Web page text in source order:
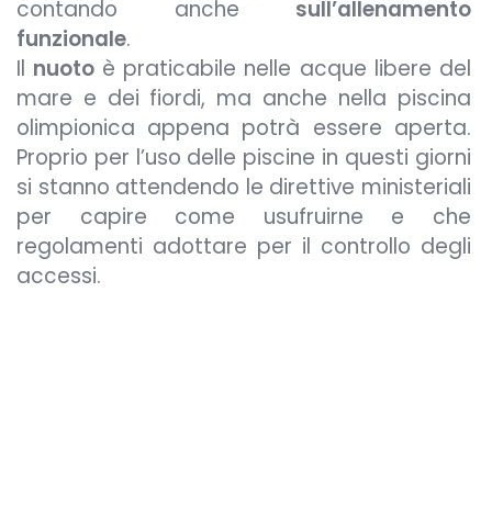
contando anche sull’allenamento
funzionale.
Il nuoto è praticabile nelle acque libere del
mare e dei fiordi, ma anche nella piscina
olimpionica appena potrà essere aperta.
Proprio per l’uso delle piscine in questi giorni
si stanno attendendo le direttive ministeriali
per capire come usufruirne e che
regolamenti adottare per il controllo degli
accessi.